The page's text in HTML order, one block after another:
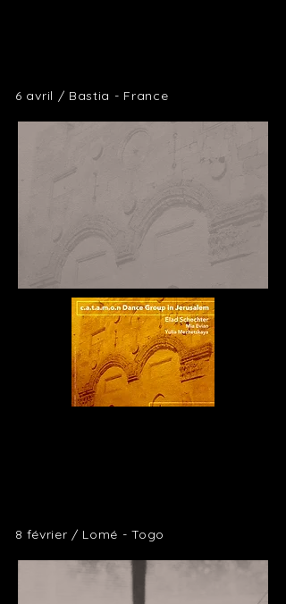
6 avril / Bastia - France
8 février / Lomé - Togo